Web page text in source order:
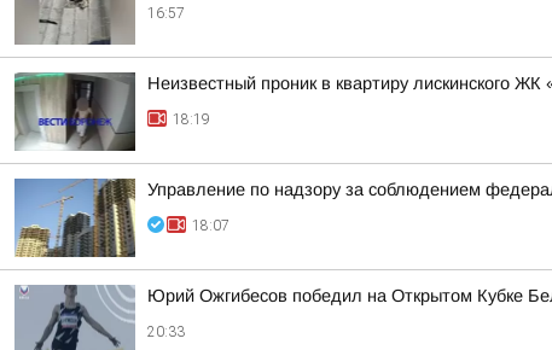
16:57
Неизвестный проник в квартиру лискинского
18:19
Управление по надзору за соблюдением
18:07
Юрий Ожгибесов победил на Открытом Кубке
20:33